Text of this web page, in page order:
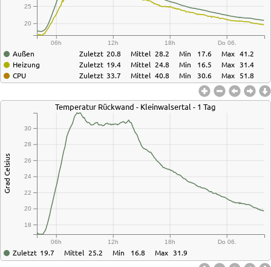
06h 12h 18h Do 06.
20
25
Außen
Heizung
CPU
Zuletzt
Zuletzt
Zuletzt
20.8
19.4
33.7
Mittel
Mittel
Mittel
28.2
24.8
40.8
Min
Min
Min
17.6
16.5
30.6
Max
Max
Max
41.2
31.4
51.8
Temperatur Rückwand - Kleinwalsertal - 1 Tag
06h 12h 18h Do 06.
18
20
22
24
26
28
30
Grad Celsius
Zuletzt 19.7 Mittel 25.2 Min 16.8 Max 31.9